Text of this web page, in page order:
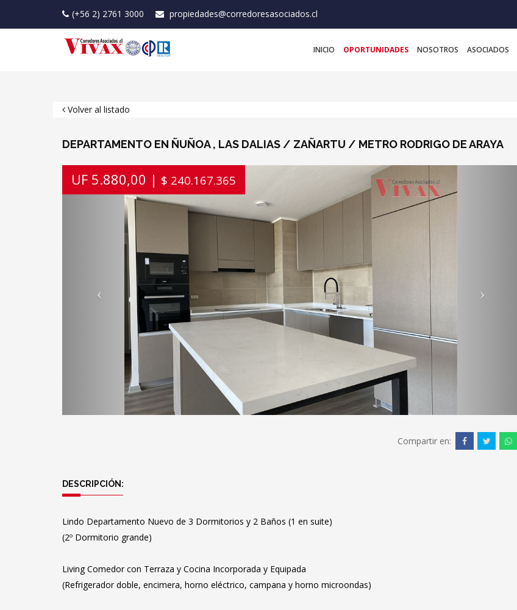
(+56 2) 2761 3000 propiedades@corredoresasociados.cl
INICIO OPORTUNIDADES NOSOTROS ASOCIADOS
Volver al listado
DEPARTAMENTO EN ÑUÑOA , LAS DALIAS / ZAÑARTU / METRO RODRIGO DE ARAYA
UF 5.880,00 | $ 240.167.365
Previous
Compartir en:
DESCRIPCIÓN:
Lindo Departamento Nuevo de 3 Dormitorios y 2 Baños (1 en suite)
(2º Dormitorio grande)
Living Comedor con Terraza y Cocina Incorporada y Equipada
(Refrigerador doble, encimera, horno eléctrico, campana y horno microondas)